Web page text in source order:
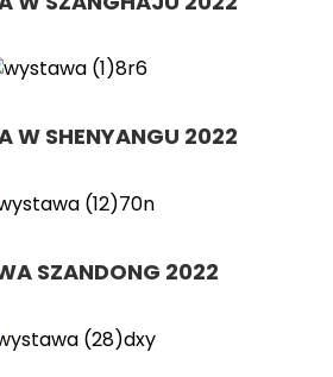
W SHENYANGU 2022
SZANDONG 2022